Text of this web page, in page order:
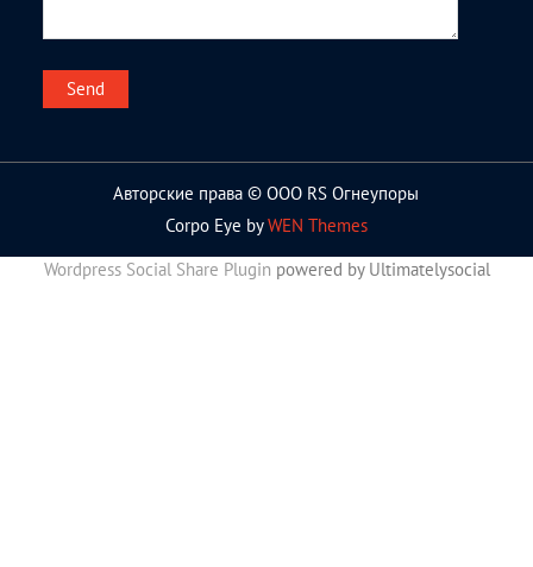
Авторские права © ООО RS Огнеупоры
Corpo Eye byWEN Themes
Wordpress Social Share Plugin powered by Ultimatelysocial